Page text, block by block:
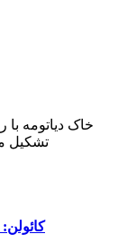
خاک دیاتومه
تشکیل